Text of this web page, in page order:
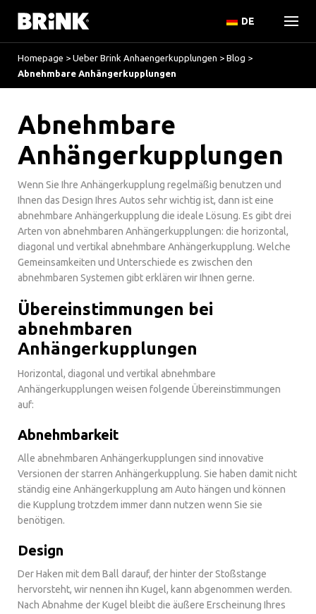
DE
Homepage > Ueber Brink Anhaengerkupplungen > Blog >
Abnehmbare Anhängerkupplungen
Abnehmbare
Anhängerkupplungen
Wenn Sie Ihre Anhängerkupplung regelmäßig benutzen und
Ihnen das Design Ihres Autos sehr wichtig ist, dann ist eine
abnehmbare Anhängerkupplung die ideale Lösung. Es gibt drei
Arten von abnehmbaren Anhängerkupplungen: die horizontal,
diagonal und vertikal abnehmbare Anhängerkupplung. Welche
Gemeinsamkeiten und Unterschiede es zwischen den
abnehmbaren Systemen gibt erklären wir Ihnen gerne.
Übereinstimmungen bei
abnehmbaren
Anhängerkupplungen
Horizontal, diagonal und vertikal abnehmbare
Anhängerkupplungen weisen folgende Übereinstimmungen
auf:
Abnehmbarkeit
Alle abnehmbaren Anhängerkupplungen sind innovative
Versionen der starren Anhängerkupplung. Sie haben damit nicht
ständig eine Anhängerkupplung am Auto hängen und können
die Kupplung trotzdem immer dann nutzen wenn Sie sie
benötigen.
Design
Der Haken mit dem Ball darauf, der hinter der Stoßstange
hervorsteht, wir nennen ihn Kugel, kann abgenommen werden.
Nach Abnahme der Kugel bleibt die äußere Erscheinung Ihres